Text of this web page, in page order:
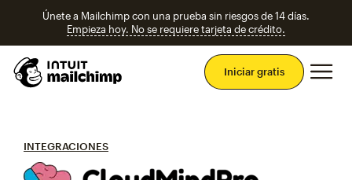
Únete a Mailchimp con una prueba sin riesgos de 14 días.
Empieza hoy. No se requiere tarjeta de crédito.
Iniciar gratis
INTEGRACIONES